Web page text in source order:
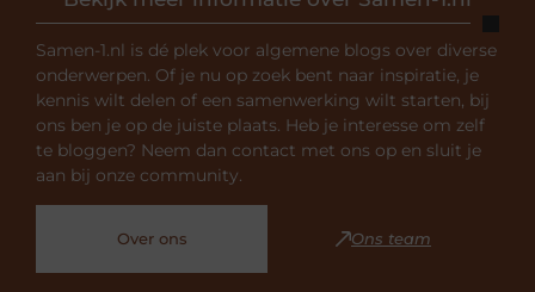
Samen-1.nl is dé plek voor algemene blogs over diverse
onderwerpen. Of je nu op zoek bent naar inspiratie, je
kennis wilt delen of een samenwerking wilt starten, bij
ons ben je op de juiste plaats. Heb je interesse om zelf
te bloggen? Neem dan contact met ons op en sluit je
aan bij onze community.
Over ons Ons team